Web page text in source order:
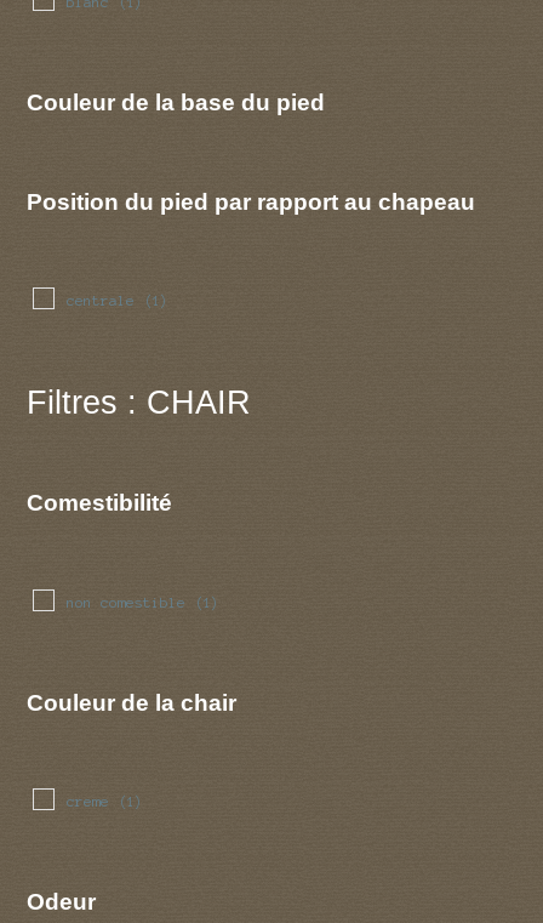
Couleur de la base du pied
Position du pied par rapport au chapeau
centrale (1)
Filtres : CHAIR
Comestibilité
non comestible (1)
Couleur de la chair
creme (1)
Odeur